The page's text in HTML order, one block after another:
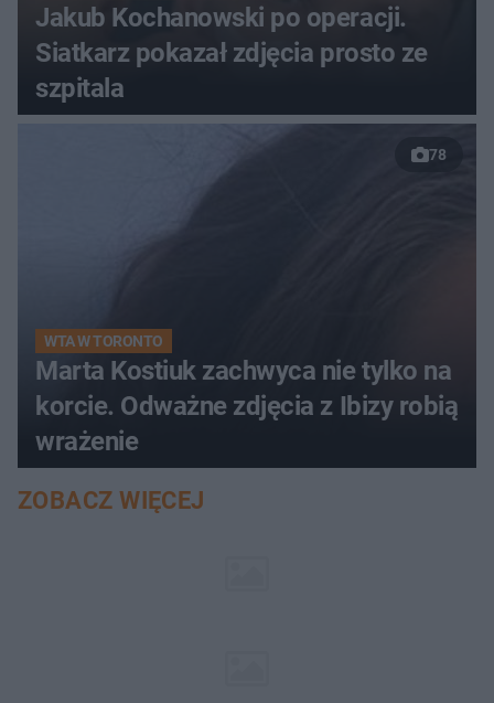
Jakub Kochanowski po operacji.
Siatkarz pokazał zdjęcia prosto ze
szpitala
78
WTA W TORONTO
Marta Kostiuk zachwyca nie tylko na
korcie. Odważne zdjęcia z Ibizy robią
wrażenie
ZOBACZ WIĘCEJ